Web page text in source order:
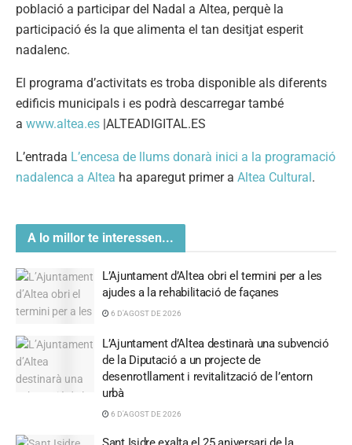
població a participar del Nadal a Altea, perquè la
participació és la que alimenta el tan desitjat esperit
nadalenc.
El programa d’activitats es troba disponible als diferents
edificis municipals i es podrà descarregar també
a www.altea.es |ALTEADIGITAL.ES
L’entrada L’encesa de llums donarà inici a la programació
nadalenca a Altea ha aparegut primer a Altea Cultural.
A lo millor te interessen...
L’Ajuntament d’Altea obri el termini per a les
ajudes a la rehabilitació de façanes
6 D'AGOST DE 2026
L’Ajuntament d’Altea destinarà una subvenció
de la Diputació a un projecte de
desenrotllament i revitalització de l’entorn
urbà
6 D'AGOST DE 2026